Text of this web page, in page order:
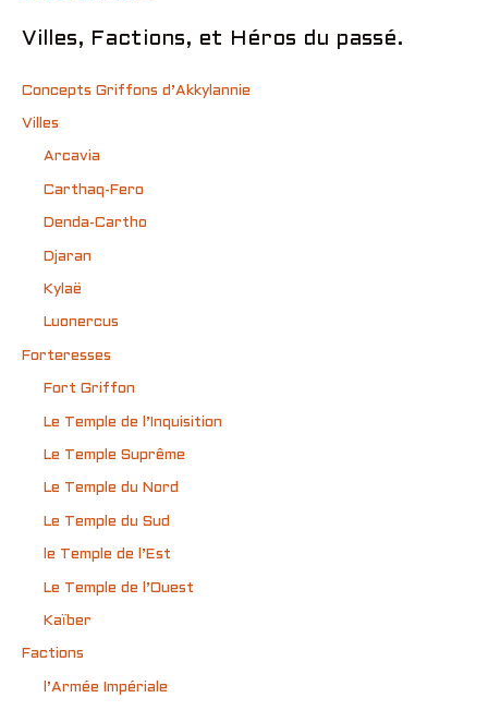
Villes, Factions, et Héros du passé.
Concepts Griffons d’Akkylannie
Villes
Arcavia
Carthaq-Fero
Denda-Cartho
Djaran
Kylaë
Luonercus
Forteresses
Fort Griffon
Le Temple de l’Inquisition
Le Temple Suprême
Le Temple du Nord
Le Temple du Sud
le Temple de l’Est
Le Temple de l’Ouest
Kaïber
Factions
l’Armée Impériale